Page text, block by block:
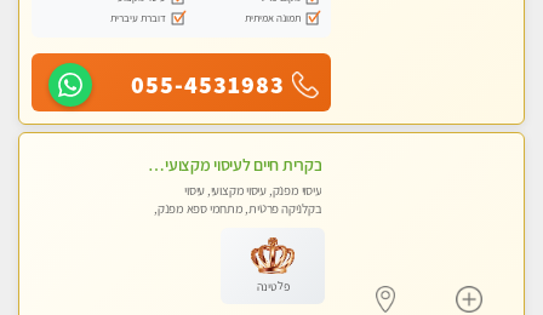
תמונה אמיתית
דוברת עיברית
055-4531983
בקרית חיים לעיסוי מקצועי ואיכותי מומלץ
עיסוי מפנק, עיסוי מקצועי, עיסוי
בקלניקה פרטית, מתחמי ספא מפנק,
פלטינה